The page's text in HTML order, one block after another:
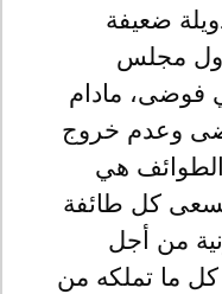
ضعيفة
مجلس
فوضى، مادام
وعدم خروج
هي
كل طائفة
من أجل
كل ما تملكه من